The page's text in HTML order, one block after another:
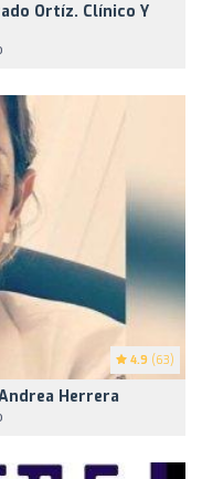
Ortíz. Clínico Y
4.9 (63)
Herrera